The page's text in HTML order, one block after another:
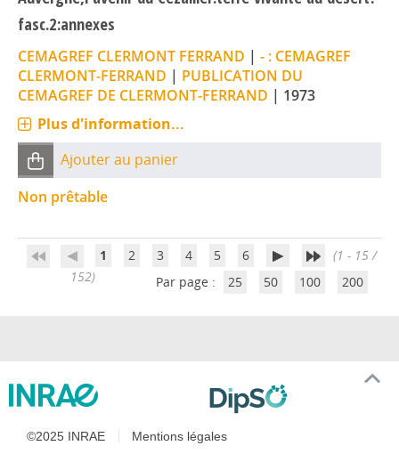
fasc.2:annexes
CEMAGREF CLERMONT FERRAND | - : CEMAGREF
CLERMONT-FERRAND | PUBLICATION DU
CEMAGREF DE CLERMONT-FERRAND | 1973
Plus d'information...
Ajouter au panier
Non prêtable
1 2 3 4 5 6
(1 - 15 /
152)
Par page : 25 50 100 200
©2025 INRAE Mentions légales